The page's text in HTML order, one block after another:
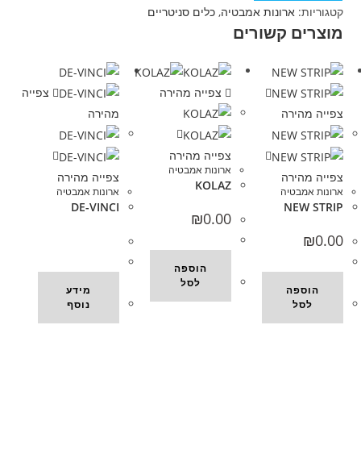
קטגוריות: ארונות אמבטיה,כלים סניטריים
מוצרים קשורים
צפייה
מהירה
צפייה מהירה
ארונות אמבטיה
DE-VINCI
מידע
נוסף
צפייה מהירה
צפייה מהירה
ארונות אמבטיה
KOLAZ
₪0.00
הוספה
לסל
צפייה מהירה
צפייה מהירה
ארונות אמבטיה
NEW STRIP
₪0.00
הוספה
לסל